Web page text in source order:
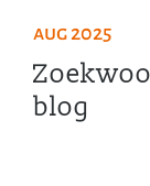
aug 2025
blog